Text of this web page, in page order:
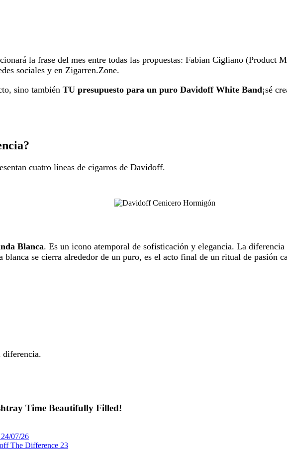
la frase del mes entre todas las propuestas: Fabian Cigliano
sociales y en Zigarren.Zone.
sino también TU presupuesto para un puro Davidoff White Band¡sé
cuatro líneas de cigarros de Davidoff.
Blanca. Es un icono atemporal de sofisticación y elegancia. La
se cierra alrededor de un puro, es el acto final de un ritual de pasión
diferencia.
Time Beautifully Filled!
07/26
The Difference 23